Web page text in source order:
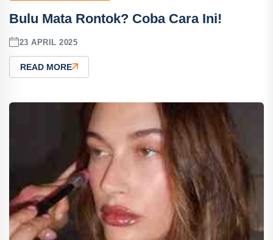
Bulu Mata Rontok? Coba Cara Ini!
23 APRIL 2025
READ MORE